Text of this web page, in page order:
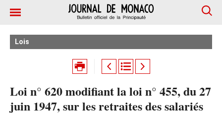
Lois
Loi n° 620 modifiant la loi n° 455, du 27
juin 1947, sur les retraites des salariés